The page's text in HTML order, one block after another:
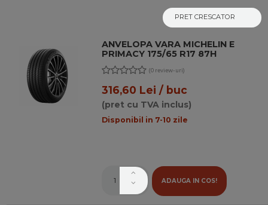
ANVELOPA VARA MICHELIN E
PRIMACY 175/65 R17 87H
(0 review-uri)
316,60 Lei / buc
(pret cu TVA inclus)
Disponibil in 7-10 zile
ADAUGA IN COS!